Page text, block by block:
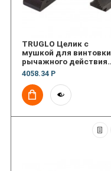
TRUGLO Целик с
мушкой для винтовки
рычажного действия
Lever Action Rifle Set
4058.34 Р